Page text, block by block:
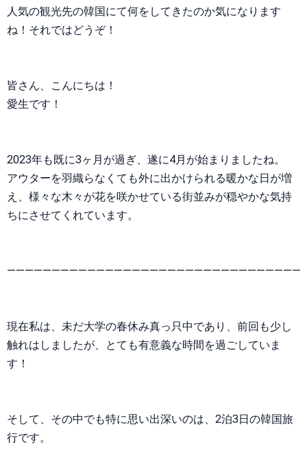
人気の観光先の韓国にて何をしてきたのか気になります
ね！それではどうぞ！
皆さん、こんにちは！
愛生です！
2023年も既に3ヶ月が過ぎ、遂に4月が始まりましたね。
アウターを羽織らなくても外に出かけられる暖かな日が増
え、様々な木々が花を咲かせている街並みが穏やかな気持
ちにさせてくれています。
—————————————————————————————————
現在私は、未だ大学の春休み真っ只中であり、前回も少し
触れはしましたが、とても有意義な時間を過ごしていま
す！
そして、その中でも特に思い出深いのは、2泊3日の韓国旅
行です。